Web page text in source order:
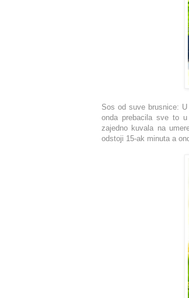
Sos od suve brusnice:
onda prebacila sve to
zajedno kuvala na
odstoji 15-ak minuta a